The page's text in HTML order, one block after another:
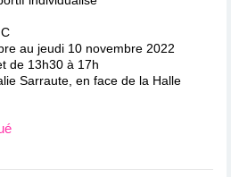
au jeudi 10 novembre 2022
de 13h30 à 17h
Sarraute, en face de la Halle